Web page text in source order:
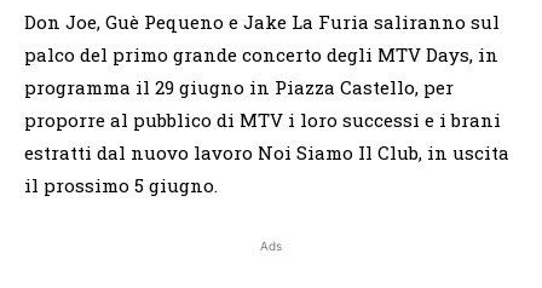
Don Joe, Guè Pequeno e Jake La Furia saliranno sul
palco del primo grande concerto degli MTV Days, in
programma il 29 giugno in Piazza Castello, per
proporre al pubblico di MTV i loro successi e i brani
estratti dal nuovo lavoro Noi Siamo Il Club, in uscita
il prossimo 5 giugno.
Ads